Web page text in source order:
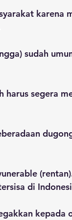
karena
sudah
segera
di
kepada